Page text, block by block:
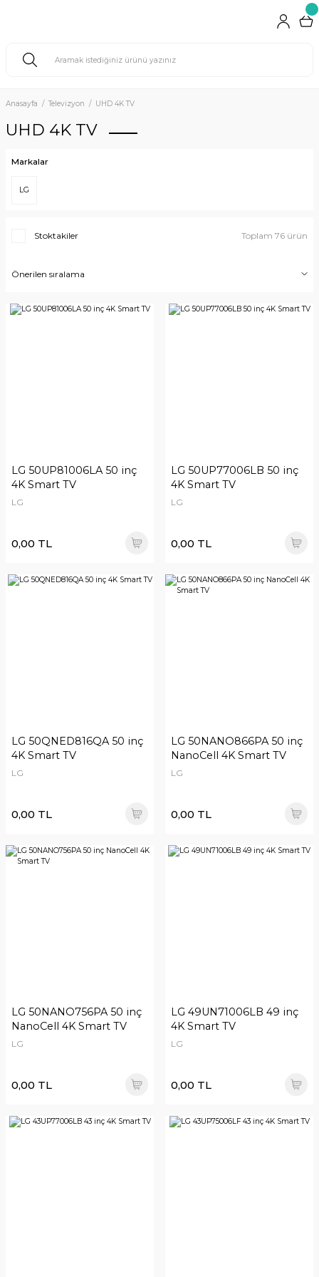
Anasayfa Televizyon UHD 4K TV
UHD 4K TV
Markalar
LG
Stoktakiler Toplam 76 ürün
LG 50UP81006LA 50 inç
4K Smart TV
LG
0,00 TL
LG 50UP77006LB 50 inç
4K Smart TV
LG
0,00 TL
LG 50QNED816QA 50 inç
4K Smart TV
LG
0,00 TL
LG 50NANO866PA 50 inç
NanoCell 4K Smart TV
LG
0,00 TL
LG 50NANO756PA 50 inç
NanoCell 4K Smart TV
LG
0,00 TL
LG 49UN71006LB 49 inç
4K Smart TV
LG
0,00 TL